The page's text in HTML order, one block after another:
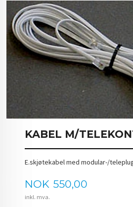
KABEL M/
E.skjøtekabel med modular-/
Pris
NOK 550,00
inkl. mva.